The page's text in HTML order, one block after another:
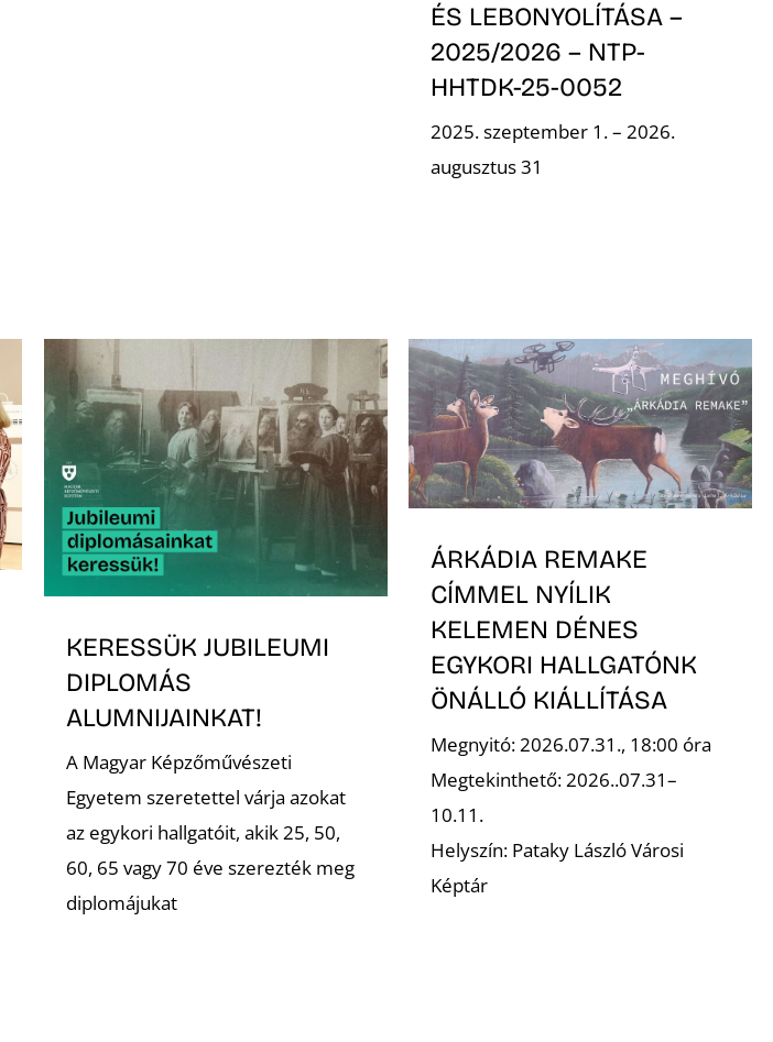
ÉS LEBONYOLÍTÁSA –
2025/2026 – NTP-
HHTDK-25-0052
2025. szeptember 1. – 2026.
augusztus 31
KERESSÜK JUBILEUMI
DIPLOMÁS
ALUMNIJAINKAT!
A Magyar Képzőművészeti
Egyetem szeretettel várja azokat
az egykori hallgatóit, akik 25, 50,
60, 65 vagy 70 éve szerezték meg
diplomájukat
ÁRKÁDIA REMAKE
CÍMMEL NYÍLIK
KELEMEN DÉNES
EGYKORI HALLGATÓNK
ÖNÁLLÓ KIÁLLÍTÁSA
Megnyitó: 2026.07.31., 18:00 óra
Megtekinthető: 2026..07.31–
10.11.
Helyszín: Pataky László Városi
Képtár